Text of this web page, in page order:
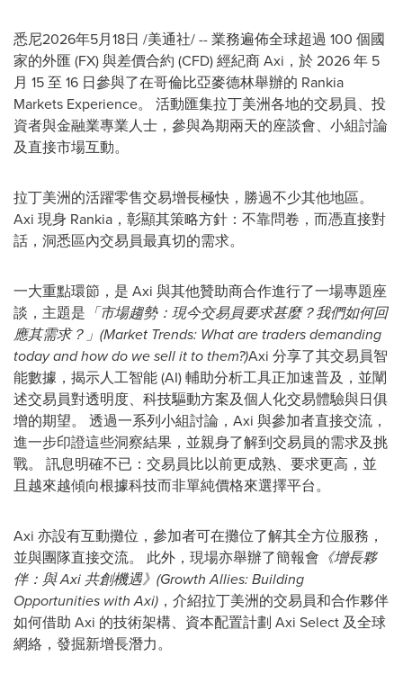
悉尼2026年5月18日 /美通社/ -- 業務遍佈全球超過 100 個國
家的外匯 (FX) 與差價合約 (CFD) 經紀商 Axi，於 2026 年 5
月 15 至 16 日參與了在哥倫比亞麥德林舉辦的 Rankia
Markets Experience。 活動匯集拉丁美洲各地的交易員、投
資者與金融業專業人士，參與為期兩天的座談會、小組討論
及直接市場互動。
拉丁美洲的活躍零售交易增長極快，勝過不少其他地區。
Axi 現身 Rankia，彰顯其策略方針：不靠問卷，而憑直接對
話，洞悉區內交易員最真切的需求。
一大重點環節，是 Axi 與其他贊助商合作進行了一場專題座
談，主題是 「市場趨勢：現今交易員要求甚麼？我們如何回
應其需求？」(Market Trends: What are traders demanding
today and how do we sell it to them?)Axi 分享了其交易員智
能數據，揭示人工智能 (AI) 輔助分析工具正加速普及，並闡
述交易員對透明度、科技驅動方案及個人化交易體驗與日俱
增的期望。 透過一系列小組討論，Axi 與參加者直接交流，
進一步印證這些洞察結果，並親身了解到交易員的需求及挑
戰。 訊息明確不已：交易員比以前更成熟、要求更高，並
且越來越傾向根據科技而非單純價格來選擇平台。
Axi 亦設有互動攤位，參加者可在攤位了解其全方位服務，
並與團隊直接交流。 此外，現場亦舉辦了簡報會 《增長夥
伴：與 Axi 共創機遇》(Growth Allies: Building
Opportunities with Axi) ，介紹拉丁美洲的交易員和合作夥伴
如何借助 Axi 的技術架構、資本配置計劃 Axi Select 及全球
網絡，發掘新增長潛力。